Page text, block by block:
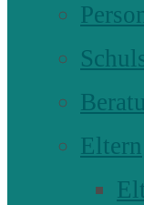
Eltern